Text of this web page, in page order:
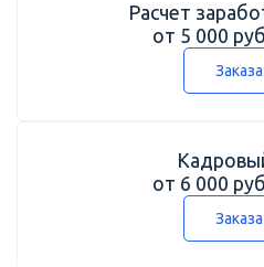
Расчет
от 5 000
от 6 000